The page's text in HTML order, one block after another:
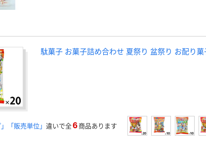
駄菓子 お菓子詰め合わせ 夏祭り 盆祭り お配り
「販売単位」 違いで全6 商品あります